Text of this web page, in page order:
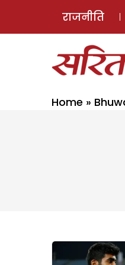
राजनीति
Home »